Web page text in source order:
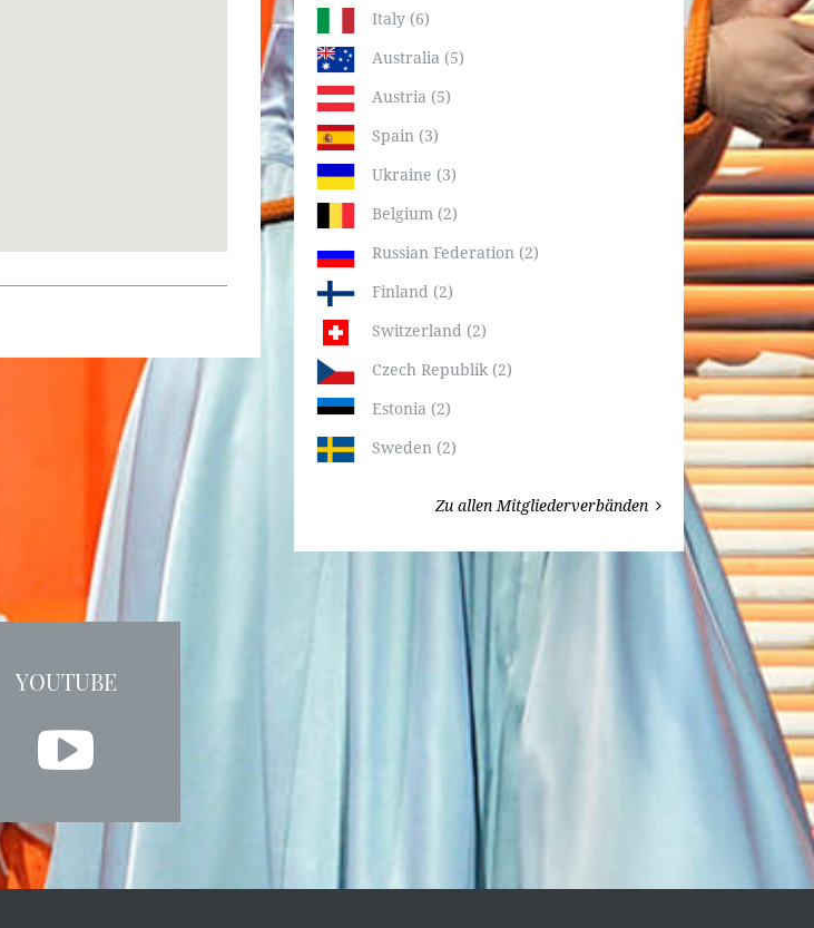
Italy (6)
Australia (5)
Austria (5)
Spain (3)
Ukraine (3)
Belgium (2)
Russian Federation (2)
Finland (2)
Switzerland (2)
Czech Republik (2)
Estonia (2)
Sweden (2)
Zu allen Mitgliederverbänden
YOUTUBE